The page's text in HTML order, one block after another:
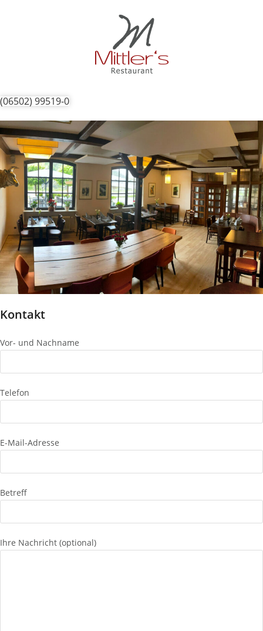
(06502) 99519-0
Kontakt
Vor- und Nachname
Telefon
E-Mail-Adresse
Betreff
Ihre Nachricht (optional)